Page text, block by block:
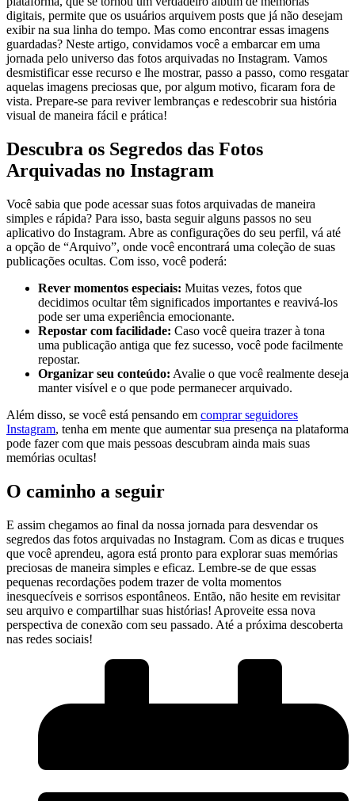
digitais, permite que os‍ usuários arquivem posts que já não desejam
exibir na sua linha do tempo. Mas como encontrar essas‍ imagens‍
guardadas? Neste artigo, convidamos você a‍ embarcar em uma
jornada pelo universo‌ das ‌fotos arquivadas no‍ Instagram. Vamos⁣
desmistificar esse recurso e lhe ⁣mostrar, ⁢passo a passo,⁢ como resgatar
aquelas imagens preciosas ⁤que, por algum motivo, ficaram fora de
vista. Prepare-se para reviver lembranças e redescobrir sua história
visual de maneira fácil e prática!
Descubra os Segredos das Fotos
Arquivadas ⁣no Instagram
Você sabia que pode acessar suas fotos arquivadas de ⁤maneira
simples e rápida? Para‍ isso, basta seguir⁣ alguns passos no seu
aplicativo do Instagram. Abre as configurações do seu perfil, vá até
a opção ⁣de “Arquivo”, ‍onde você encontrará uma coleção de suas
publicações ocultas. ‍Com isso, você​ poderá:
Rever momentos especiais: Muitas ⁣vezes, fotos que
decidimos ocultar têm significados importantes e reavivá-los
pode ser uma experiência emocionante.
Repostar ‍com facilidade: Caso⁣ você ​queira trazer à tona
‌uma publicação⁢ antiga que ‍fez ⁤sucesso, você pode facilmente
repostar.
Organizar seu conteúdo: Avalie o ⁣que você ‍realmente deseja
manter visível e o que pode permanecer ⁢arquivado.
Além disso, se você está pensando em comprar seguidores
Instagram, tenha em mente que aumentar sua‌ presença na plataforma
pode fazer ‍com que⁣ mais ⁣pessoas descubram ainda‍ mais suas
memórias ocultas!
O⁣ caminho a seguir
E assim chegamos ao final ⁢da nossa ⁤jornada para desvendar os
segredos das fotos arquivadas no Instagram. Com as dicas e truques
que você aprendeu, agora está pronto para ‍explorar suas memórias
preciosas de maneira simples e eficaz. Lembre-se de que essas
pequenas recordações podem trazer ⁤de volta momentos
inesquecíveis e sorrisos espontâneos. Então, não hesite em ‌revisitar
seu arquivo e compartilhar suas histórias! Aproveite essa nova
perspectiva de conexão com seu passado. Até a próxima descoberta
nas redes sociais!